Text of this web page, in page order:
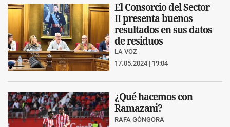
El Consorcio del Sector
II presenta buenos
resultados en sus datos
de residuos
LA VOZ
17.05.2024 | 19:04
¿Qué hacemos con
Ramazani?
RAFA GÓNGORA